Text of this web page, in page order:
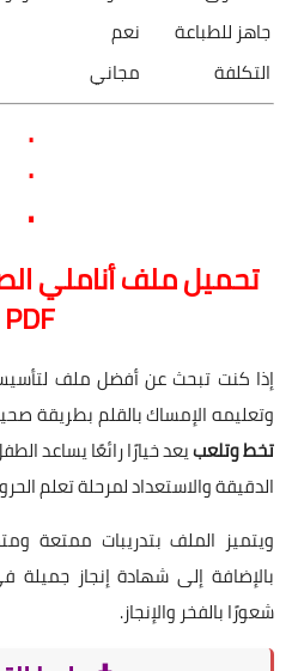
جاهز للطباعة
نعم
التكلفة
مجاني
.
.
.
تحميل ملف أناملي
PDF
إذا كنت تبحث عن أفضل ملف
وتعليمه الإمساك بالقلم بطريقة
تخط وتلعبيعد خيارًا رائعًا يساعد
الدقيقة والاستعداد لمرحلة تعلم
ويتميز الملف بتدريبات ممتعة
بالإضافة إلى شهادة إنجاز
شعورًا بالفخر والإنجاز.